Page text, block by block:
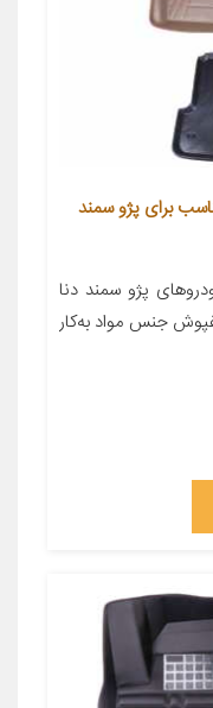
برای پژو سمند
پژو سمند دنا
جنس مواد به‌کار